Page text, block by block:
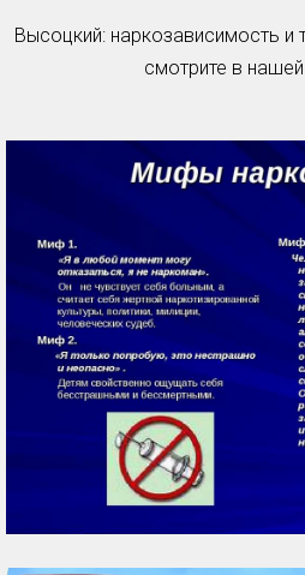
Высоцкий: наркозависимость и
смотрите в